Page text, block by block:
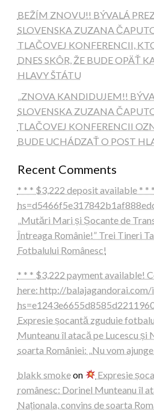
BEŽÍM ZNOVU!! BÝVALÁ
SLOVENSKA ZUZANA
TLAČOVEJ KONFERENCII,
DNES SKÔR, ŽE BUDE OPÄŤ
HLAVY ŠTÁTU
„ZNOVA KANDIDUJEM!!
SLOVENSKA ZUZANA
TLAČOVEJ KONFERENCII
BUDE UCHÁDZAŤ O POST
Recent Comments
* * * $3,222 deposit available * * *
„Mutări Mari și Șocante de
Întreaga Românie!” Trei Tineri
Fotbalului Românesc!
* * * $3,222 payment available!
here: http://balajagandorai.com/
Expresie șocantă zguduie
Munteanu îl atacă pe Lucescu și
soarta României: „Nu vom
blakk smokeon
Expresie
românesc: Dorinel Munteanu îl
Naționala, convins de soarta